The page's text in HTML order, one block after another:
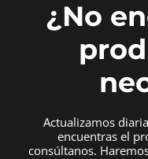
¿No
Actualizamos
encuentras el
consúltanos.